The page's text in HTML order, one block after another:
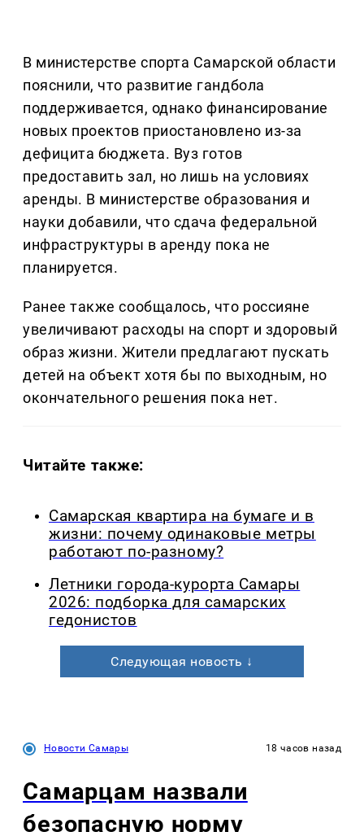
В министерстве спорта Самарской области
пояснили, что развитие гандбола
поддерживается, однако финансирование
новых проектов приостановлено из-за
дефицита бюджета. Вуз готов
предоставить зал, но лишь на условиях
аренды. В министерстве образования и
науки добавили, что сдача федеральной
инфраструктуры в аренду пока не
планируется.
Ранее также сообщалось, что россияне
увеличивают расходы на спорт и здоровый
образ жизни. Жители предлагают пускать
детей на объект хотя бы по выходным, но
окончательного решения пока нет.
Читайте также:
Самарская квартира на бумаге и в
жизни: почему одинаковые метры
работают по-разному?
Летники города-курорта Самары
2026: подборка для самарских
гедонистов
Следующая новость ↓
Новости Самары 18 часов назад
Самарцам назвали
безопасную норму